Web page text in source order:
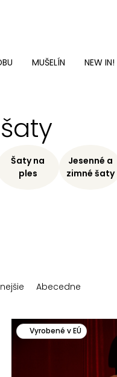
MUŠELÍN NEW IN!
Šaty na
ples
Jesenné a
zimné šaty
Abecedne
Vyrobené v EÚ